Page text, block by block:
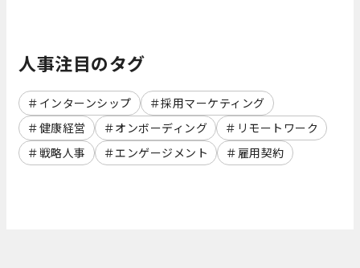
人事注目のタグ
インターンシップ
採用マーケティング
健康経営
オンボーディング
リモートワーク
戦略人事
エンゲージメント 雇用契約